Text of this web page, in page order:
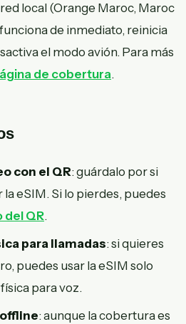
local (Orange Maroc, Maroc
de inmediato, reinicia
el modo avión. Para más
de cobertura.
con el QR: guárdalo por si
eSIM. Si lo pierdes, puedes
del QR.
para llamadas: si quieres
puedes usar la eSIM solo
para voz.
: aunque la cobertura es